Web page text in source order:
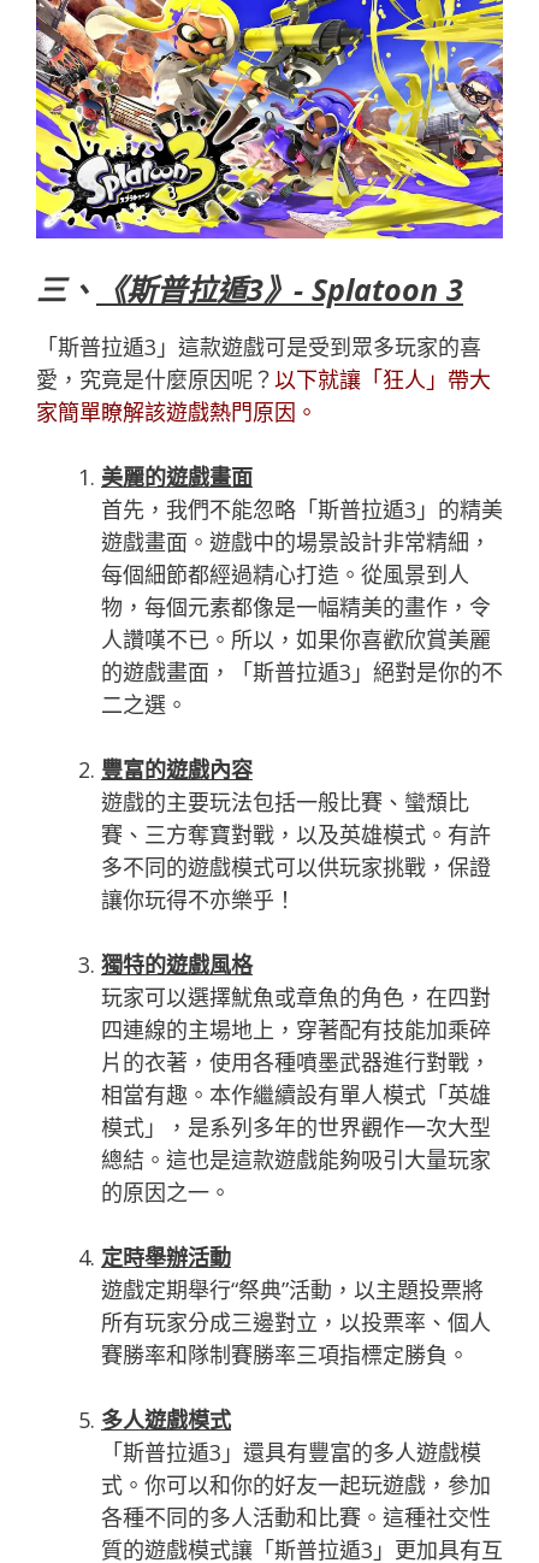
三、 《斯普拉遁3》- Splatoon 3
「斯普拉遁3」這款遊戲可是受到眾多玩家的喜
愛，究竟是什麼原因呢？以下就讓「狂人 」帶大
家簡單瞭解該遊戲熱門原因。
美麗的遊戲畫面
首先，我們不能忽略「斯普拉遁3」的精美
遊戲畫面。遊戲中的場景設計非常精細，
每個細節都經過精心打造。從風景到人
物，每個元素都像是一幅精美的畫作，令
人讚嘆不已。所以，如果你喜歡欣賞美麗
的遊戲畫面，「斯普拉遁3」絕對是你的不
二之選。
豐富的遊戲內容
遊戲的主要玩法包括一般比賽、蠻頹比
賽、三方奪寶對戰，以及英雄模式。有許
多不同的遊戲模式可以供玩家挑戰，保證
讓你玩得不亦樂乎！
獨特的遊戲風格
玩家可以選擇魷魚或章魚的角色，在四對
四連線的主場地上，穿著配有技能加乘碎
片的衣著，使用各種噴墨武器進行對戰，
相當有趣。本作繼續設有單人模式「英雄
模式」，是系列多年的世界觀作一次大型
總結。這也是這款遊戲能夠吸引大量玩家
的原因之一。
定時舉辦活動
遊戲定期舉行“祭典”活動，以主題投票將
所有玩家分成三邊對立，以投票率、個人
賽勝率和隊制賽勝率三項指標定勝負。
多人遊戲模式
「斯普拉遁3」還具有豐富的多人遊戲模
式。你可以和你的好友一起玩遊戲，參加
各種不同的多人活動和比賽。這種社交性
質的遊戲模式讓「斯普拉遁3」更加具有互